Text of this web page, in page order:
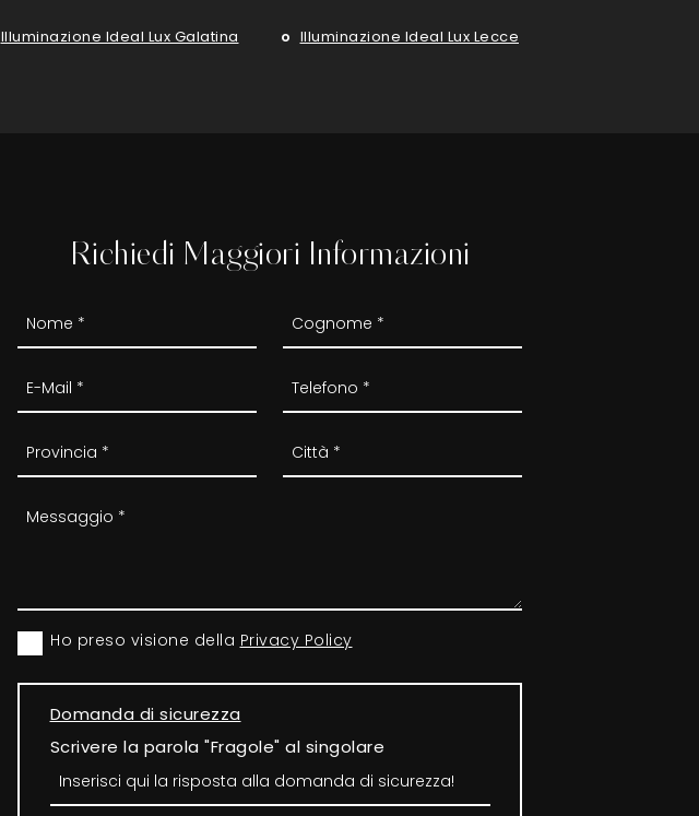
Illuminazione Ideal Lux Galatina Illuminazione Ideal Lux Lecce
Richiedi Maggiori Informazioni
Ho preso visione della Privacy Policy
Domanda di sicurezza
Scrivere la parola "Fragole" al singolare